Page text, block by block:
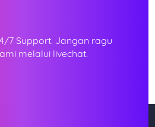
7 Support. Jangan ragu
melalui livechat.